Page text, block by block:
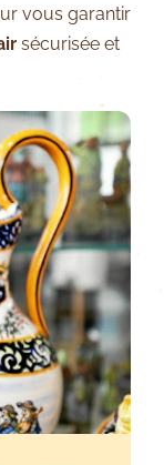
vous garantir
sécurisée et